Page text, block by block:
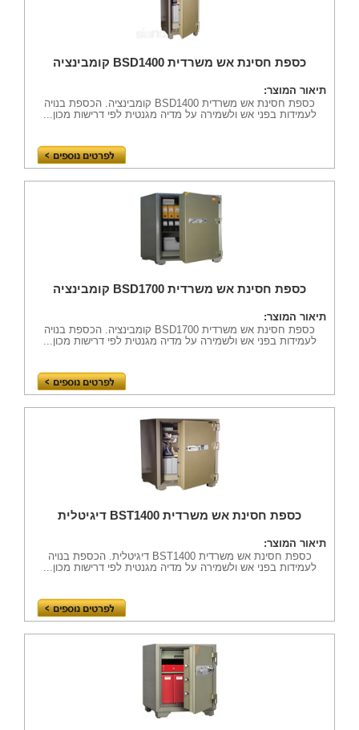
כספת חסינת אש משרדית BSD1400 קומבינציה
תיאור המוצר:
כספת חסינת אש משרדית BSD1400 קומבינציה. הכספת בנויה
לעמידות בפני אש ולשמירה על מדיה מגנטית לפי דרישות מכון...
כספת חסינת אש משרדית BSD1700 קומבינציה
תיאור המוצר:
כספת חסינת אש משרדית BSD1700 קומבינציה. הכספת בנויה
לעמידות בפני אש ולשמירה על מדיה מגנטית לפי דרישות מכון...
כספת חסינת אש משרדית BST1400 דיגיטלית
תיאור המוצר:
כספת חסינת אש משרדית BST1400 דיגיטלית. הכספת בנויה
לעמידות בפני אש ולשמירה על מדיה מגנטית לפי דרישות מכון...